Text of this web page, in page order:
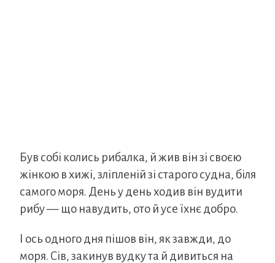
Був собі колись рибалка, й жив він зі своєю
жінкою в хижі, зліпленій зі старого судна, біля
самого моря. День у день ходив він вудити
рибу — що навудить, ото й усе їхнє добро.
І ось одного дня пішов він, як завжди, до
моря. Сів, закинув вудку та й дивиться на